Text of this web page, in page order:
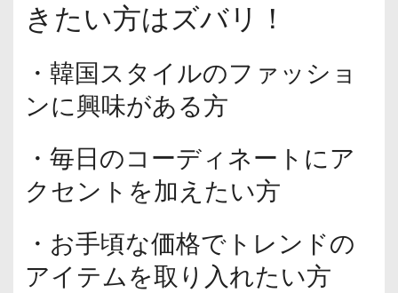
きたい方はズバリ！
・韓国スタイルのファッショ
ンに興味がある方
・毎日のコーディネートにア
クセントを加えたい方
・お手頃な価格でトレンドの
アイテムを取り入れたい方